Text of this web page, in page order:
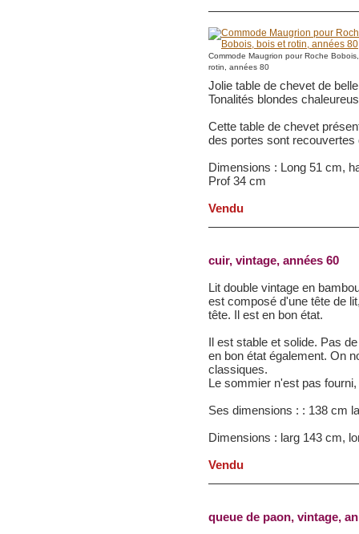
Commode Maugrion pour Roche
rotin, années 80
Jolie table de chevet de
Tonalités blondes
Cette table de chevet
des portes sont recouvertes
Dimensions : Long 51 cm,
Prof 34 cm
Vendu
cuir, vintage, années 60
Lit double vintage en
est composé d'une tête de
tête. Il est en bon état.
Il est stable et solide. Pas
en bon état également. On
classiques.
Le sommier n'est pas
Ses dimensions : : 138 cm
Dimensions : larg 143 cm,
Vendu
queue de paon, vintage,